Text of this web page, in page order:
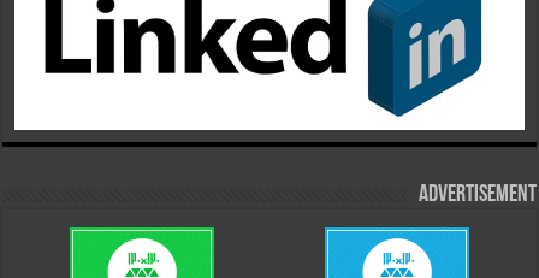
Advertisement